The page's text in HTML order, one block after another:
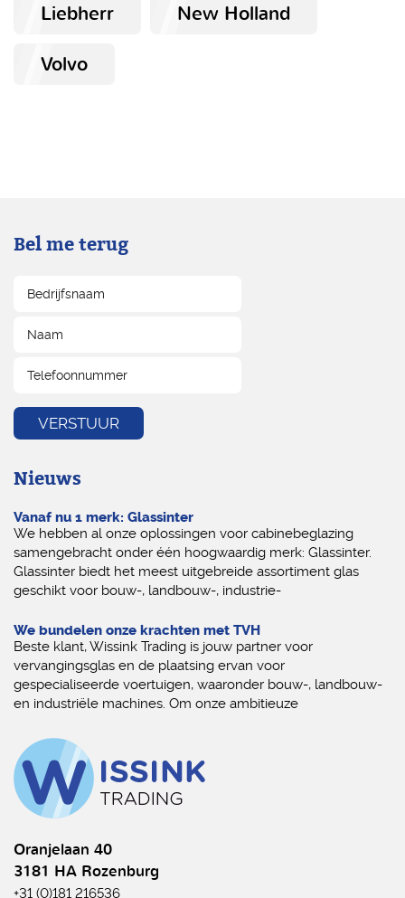
Liebherr
New Holland
Volvo
Bel me terug
Nieuws
Vanaf nu 1 merk: Glassinter
We hebben al onze oplossingen voor cabinebeglazing
samengebracht onder één hoogwaardig merk: Glassinter.
Glassinter biedt het meest uitgebreide assortiment glas
geschikt voor bouw-, landbouw-, industrie-
We bundelen onze krachten met TVH
Beste klant, Wissink Trading is jouw partner voor
vervangingsglas en de plaatsing ervan voor
gespecialiseerde voertuigen, waaronder bouw-, landbouw-
en industriële machines. Om onze ambitieuze
Oranjelaan 40
3181 HA Rozenburg
+31 (0)181 216536